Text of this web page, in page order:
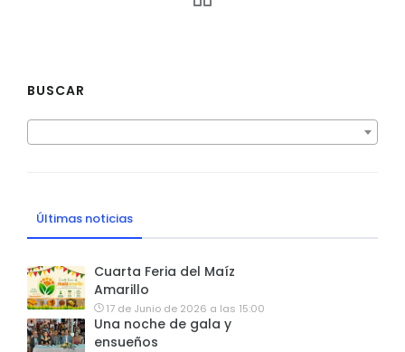
Obras y proyectos
BUSCAR
Últimas noticias
Cuarta Feria del Maíz
Amarillo
17 de Junio de 2026 a las 15:00
Una noche de gala y
ensueños